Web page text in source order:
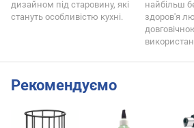
дизайном під старовину, які
стануть особливістю кухні.
найбільш
здоров'я
Рекомендуємо